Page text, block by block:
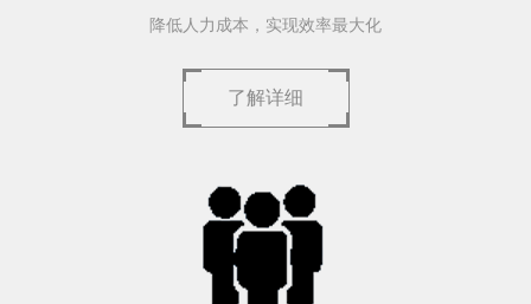
降低人力成本，实现效率最大化
了解详细